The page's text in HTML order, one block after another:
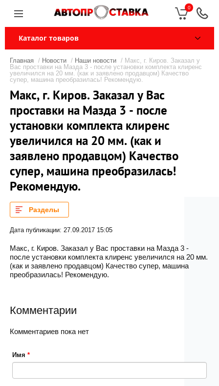
0
Каталог товаров
Главная / Новости / Наши новости / Макс, г. Киров. Заказал у
Вас проставки на Мазда 3 - после установки комплекта клиренс
увеличился на 20 мм. (как и заявлено продавцом) Качество
супер, машина преобразилась! Рекомендую.
Макс, г. Киров. Заказал у Вас
проставки на Мазда 3 - после
установки комплекта клиренс
увеличился на 20 мм. (как и
заявлено продавцом) Качество
супер, машина преобразилась!
Рекомендую.
Разделы
Дата публикации: 27.09.2017 15:05
Макс, г. Киров. Заказал у Вас проставки на Мазда 3 -
после установки комплекта клиренс увеличился на 20 мм.
(как и заявлено продавцом) Качество супер, машина
преобразилась! Рекомендую.
Комментарии
Комментариев пока нет
Имя *